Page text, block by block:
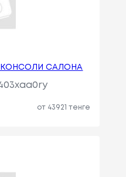
КОНСОЛИ САЛОНА
от 43921 тенге